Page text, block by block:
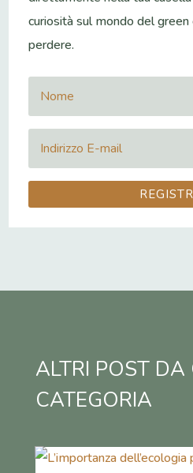
curiosità sul mondo del
perdere.
ALTRI POST DA
CATEGORIA